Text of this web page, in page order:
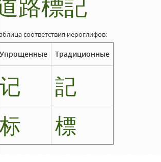
соответствия иероглифов:
Упрощенные Традиционные
记
記
标
標